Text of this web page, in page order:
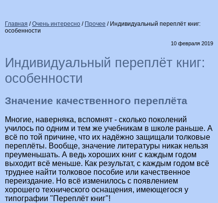
Главная /Очень интересно / Прочее / Индивидуальный переплёт книг:
особенности
10 февраля 2019
Индивидуальный переплёт книг:
особенности
Значение качественного переплёта
Многие, наверняка, вспомнят - сколько поколений
училось по одним и тем же учебникам в школе раньше. А
всё по той причине, что их надёжно защищали толковые
переплёты. Вообще, значение литературы никак нельзя
преуменьшать. А ведь хороших книг с каждым годом
выходит всё меньше. Как результат, с каждым годом всё
труднее найти толковое пособие или качественное
переиздание. Но всё изменилось с появлением
хорошего технического оснащения, имеющегося у
типографии "Переплёт книг"!